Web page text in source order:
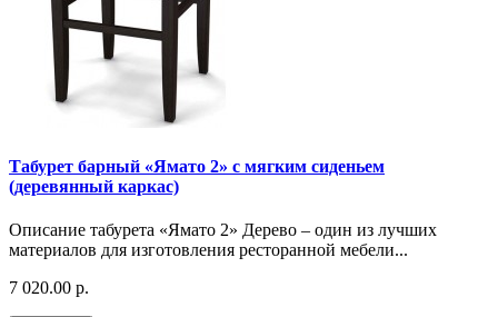
Табурет барный «Ямато 2» с мягким сиденьем
(деревянный каркас)
Описание табурета «Ямато 2» Дерево – один из лучших
материалов для изготовления ресторанной мебели...
7 020.00 р.